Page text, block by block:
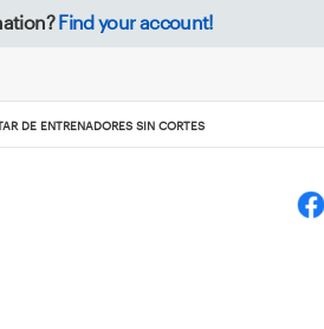
Find your account!
DE ENTRENADORES SIN CORTES